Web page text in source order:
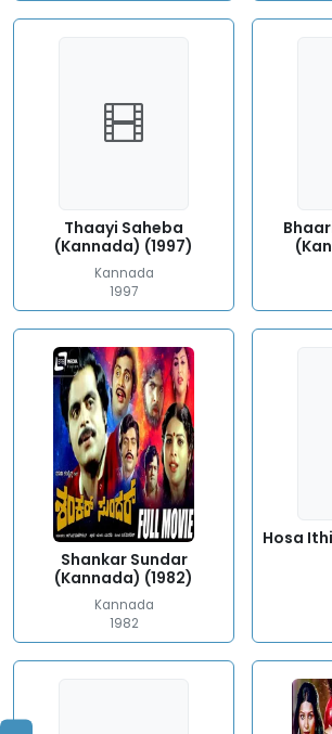
Thaayi Saheba
(Kannada) (1997)
Kannada
1997
Shankar Sundar
(Kannada) (1982)
Kannada
1982
Hosa